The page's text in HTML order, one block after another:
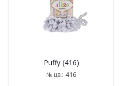
Puffy (416)
№ цв.: 416